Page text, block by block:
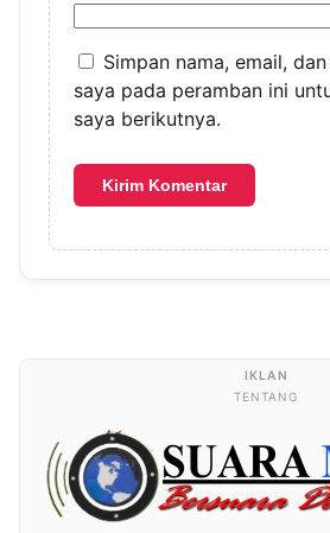
Simpan nama, email,
saya pada peramban ini
saya berikutnya.
TENTANG